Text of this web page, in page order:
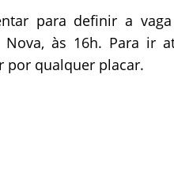
para definir a
Nova, às 16h. Para ir
por qualquer placar.